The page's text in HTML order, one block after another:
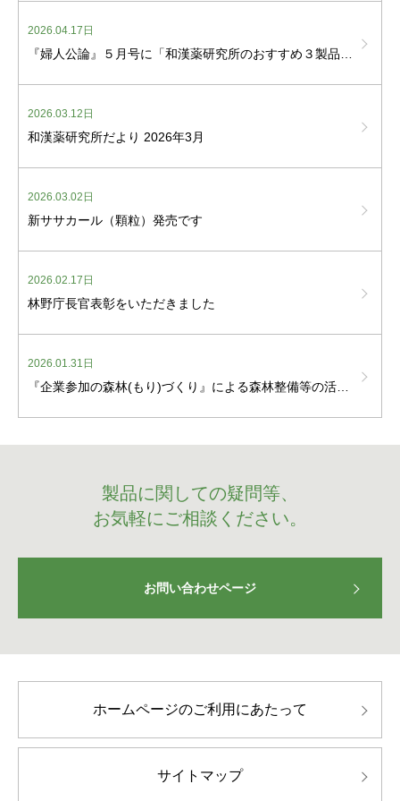
2026.04.17日
2026.03.12日
和漢薬研究所だより 2026年3月
2026.03.02日
新ササカール（顆粒）発売です
2026.02.17日
林野庁長官表彰をいただきました
2026.01.31日
製品に関しての疑問等、
お気軽にご相談ください。
お問い合わせページ
ホームページのご利用にあたって
サイトマップ